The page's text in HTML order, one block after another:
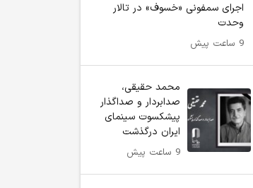
اجرای سمفونی «خسوف» در تالار
وحدت
9 ساعت پیش
محمد حقیقی،
صدابردار و صداگذار
پیشکسوت سینمای
ایران درگذشت
9 ساعت پیش